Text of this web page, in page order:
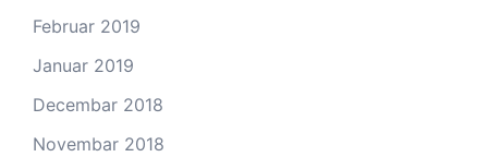
Februar 2019
Januar 2019
Decembar 2018
Novembar 2018